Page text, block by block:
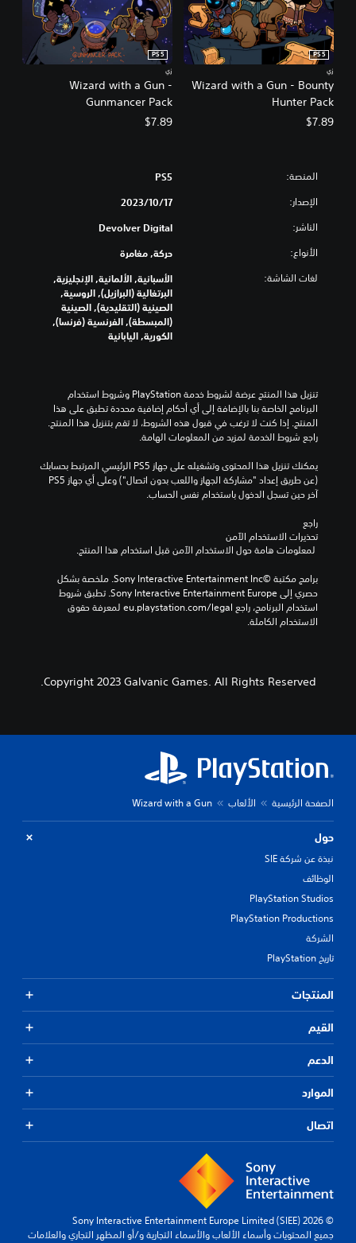
Wizard with a Gun - Bounty
Hunter Pack
PS5
زي
$7.89
Wizard with a Gun -
Gunmancer Pack
PS5
زي
$7.89
المنصة: PS5
الإصدار: 17‏/10‏/2023
الناشر: Devolver Digital
الأنواع: حركة, مغامرة
لغات الشاشة:
الأسبانية, الألمانية, الإنجليزية,
البرتغالية (البرازيل), الروسية,
الصينية (التقليدية), الصينية
(المبسطة), الفرنسية (فرنسا),
الكورية, اليابانية
راجع شروط الخدمة لمزيد من المعلومات الهامة.
آخر حين تسجل الدخول باستخدام نفس الحساب.
راجع
تحذيرات الاستخدام الآمن
الاستخدام الكاملة.
Copyright 2023 Galvanic Games. All Rights Reserved.
الصفحة الرئيسية الألعاب Wizard with a Gun
حول
نبذة عن شركة SIE
الوظائف
PlayStation Studios
PlayStation Productions
الشركة
تاريخ PlayStation
المنتجات
القيم
الدعم
الموارد
اتصال
© 2026 Sony Interactive Entertainment Europe Limited (SIEE)
جميع المحتويات وأسماء الألعاب والأسماء التجارية و/أو المظهر التجاري والعلامات